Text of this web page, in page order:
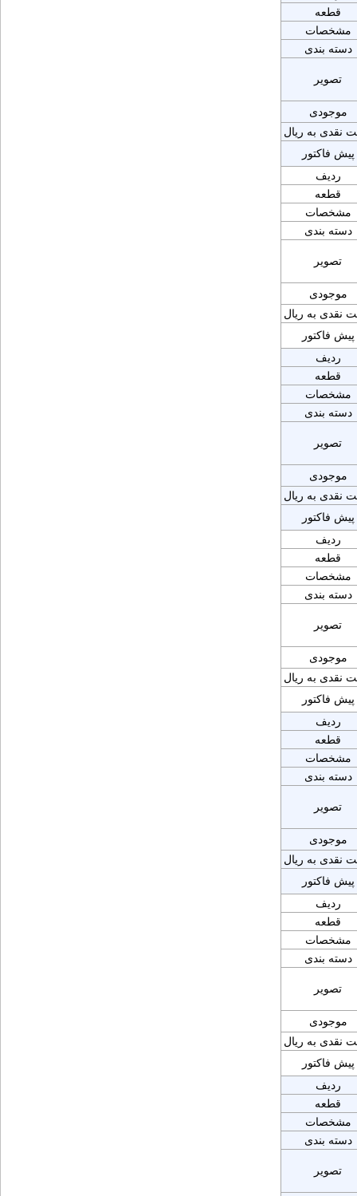
قطعه
مشخصات
دسته بندی
تصویر
موجودی
نقدی به ریال
پیش فاکتور
ردیف
قطعه
مشخصات
دسته بندی
تصویر
موجودی
نقدی به ریال
پیش فاکتور
ردیف
قطعه
مشخصات
دسته بندی
تصویر
موجودی
نقدی به ریال
پیش فاکتور
ردیف
قطعه
مشخصات
دسته بندی
تصویر
موجودی
نقدی به ریال
پیش فاکتور
ردیف
قطعه
مشخصات
دسته بندی
تصویر
موجودی
نقدی به ریال
پیش فاکتور
ردیف
قطعه
مشخصات
دسته بندی
تصویر
موجودی
نقدی به ریال
پیش فاکتور
ردیف
قطعه
مشخصات
دسته بندی
تصویر